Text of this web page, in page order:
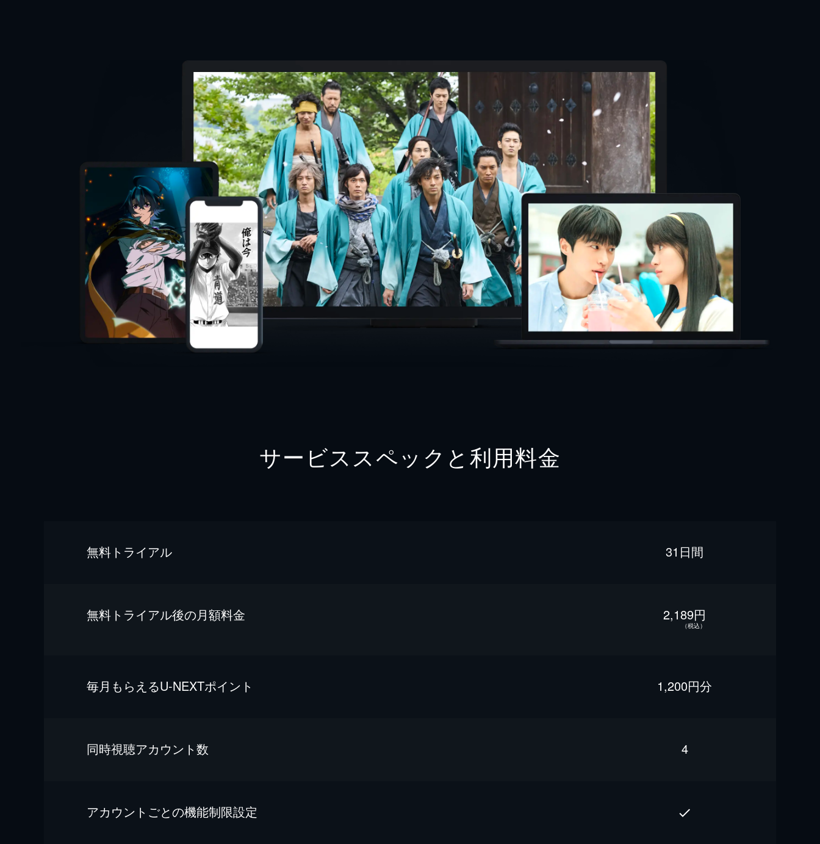
サービススペックと利用料金
無料トライアル 31日間
無料トライアル後の⽉額料金 2,189円
（税込）
毎⽉もらえるU-NEXTポイント 1,200円分
同時視聴アカウント数 4
アカウントごとの機能制限設定